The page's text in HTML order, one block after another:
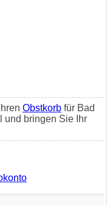
Obstkorb für Bad
und bringen Sie Ihr